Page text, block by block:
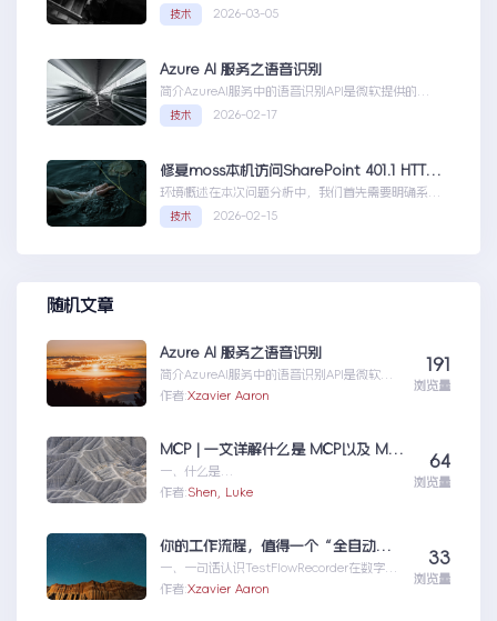
器，然后获取你的证书NGINX版本的，这里就不
赘...Coolify开发教程-配置自定义域名和证书
技术 2026-03-05
Azure AI 服务之语音识别
简介AzureAI服务中的语音识别API是微软提供的一
项先进技术，旨在帮助开发者轻松实现语...AzureAI
服务之语音识别
技术 2026-02-17
修复moss本机访问SharePoint 401.1 HTTP错误
环境概述在本次问题分析中，我们首先需要明确系统
的运行环境。了解环境配置不仅能帮助我们定位问
题，也为...修复moss本机访问
技术 2026-02-15
随机文章
Azure AI 服务之语音识别
简介AzureAI服务中的语音识别API是微软提
供的一项先进技术，旨在帮助开发者轻松实现
作者:Xzavier Aaron
191
浏览量
MCP | 一文详解什么是 MCP以及 MCP 可以做什么
一、什么是
MCPMCP（ModelContextProtocol）是一
作者:Shen, Luke
64
浏览量
你的工作流程，值得一个“全自动数字分身”：录制、截图、成文，一气呵成
一、一句话认识TestFlowRecorder在数字化
工作环境中，如何准确记录操作步骤并生成
作者:Xzavier Aaron
33
浏览量